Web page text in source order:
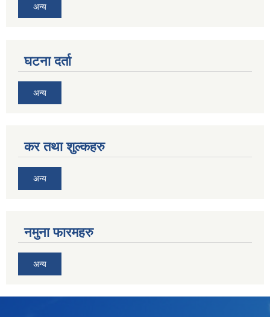
अन्य
घटना दर्ता
अन्य
कर तथा शुल्कहरु
अन्य
नमुना फारमहरु
अन्य